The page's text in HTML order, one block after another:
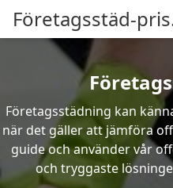
Företagsstäd-
Företagsstädning kan
när det gäller att jämföra
guide och använder vår
och tryggaste